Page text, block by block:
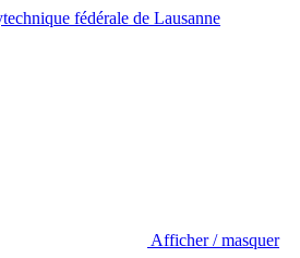
Afficher / masquer